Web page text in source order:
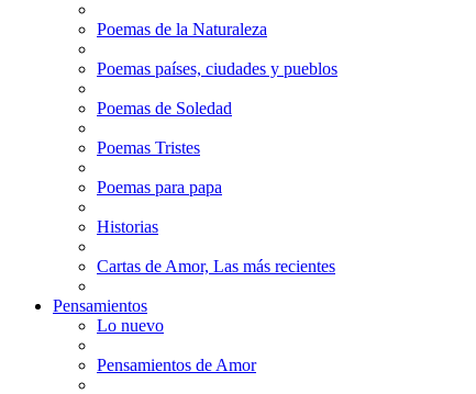
Poemas de la Naturaleza
Poemas países, ciudades y pueblos
Poemas de Soledad
Poemas Tristes
Poemas para papa
Historias
Cartas de Amor, Las más recientes
Pensamientos
Lo nuevo
Pensamientos de Amor